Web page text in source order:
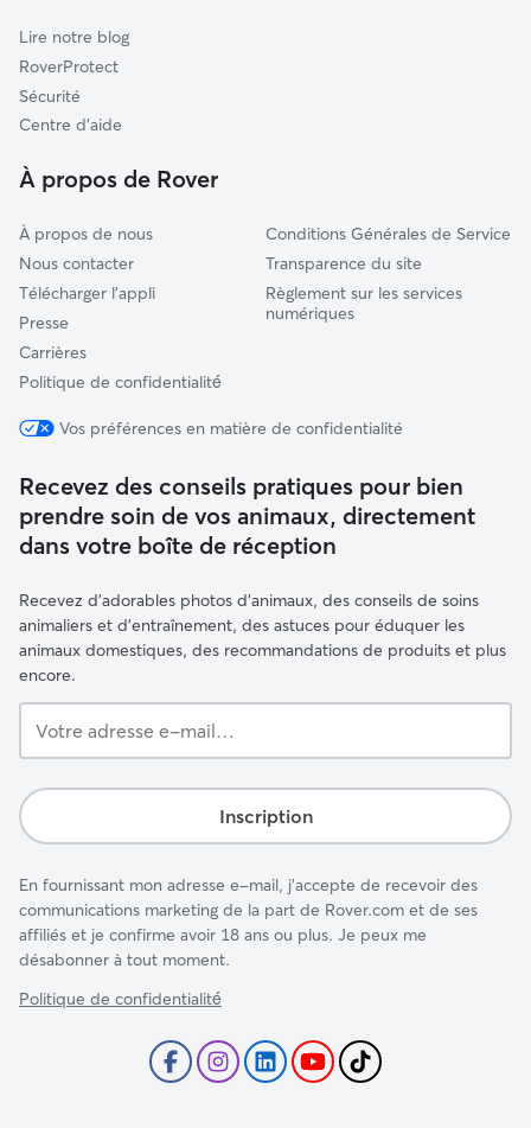
Maîche
Bavilliers
Bavans
Masevaux
Lire notre blog
RoverProtect
Sécurité
Centre d'aide
À propos de Rover
À propos de nous
Nous contacter
Télécharger l'appli
Presse
Carrières
Politique de confidentialité́
Conditions Générales de Service
Transparence du site
Règlement sur les services
numériques
Vos préférences en matière de confidentialité
Recevez des conseils pratiques pour bien
prendre soin de vos animaux, directement
dans votre boîte de réception
Recevez d'adorables photos d'animaux, des conseils de soins
animaliers et d'entraînement, des astuces pour éduquer les
animaux domestiques, des recommandations de produits et plus
encore.
adresse
mail…
Inscription
En fournissant mon adresse e-mail, j'accepte de recevoir des
communications marketing de la part de Rover.com et de ses
affiliés et je confirme avoir 18 ans ou plus. Je peux me
désabonner à tout moment.
Politique de confidentialité́